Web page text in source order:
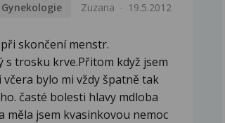
Gynekologie Zuzana 19.5.2012
skončení menstr.
s trosku krve.Přitom když jsem
bylo mi vždy špatně tak
časté bolesti hlavy mdloba
měla jsem kvasinkovou nemoc